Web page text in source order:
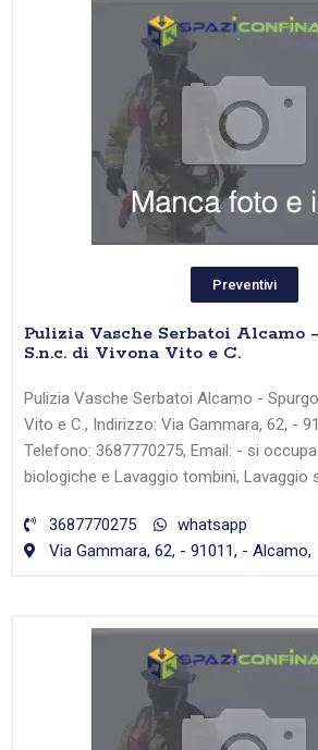
Preventivi
Pulizia Vasche Serbatoi Alcamo
S.n.c. di Vivona Vito e C.
Pulizia Vasche Serbatoi Alcamo -
Vito e C., Indirizzo: Via Gammara, 62, -
Telefono: 3687770275, Email: - si
biologiche e Lavaggio tombini, Lavaggio
3687770275
whatsapp
Via Gammara, 62, - 91011, - Alcamo,